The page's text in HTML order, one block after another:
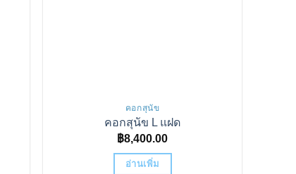
คอกสุนัข
คอกสุนัข L แฝด
฿8,400.00
อ่านเพิ่ม